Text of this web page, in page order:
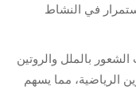
في النشاط
بالملل والروتين
الرياضية، مما يسهم